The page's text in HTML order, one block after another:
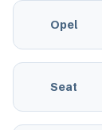
Opel
Seat